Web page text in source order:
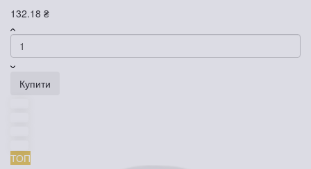
132.18 ₴
Купити
ТОП